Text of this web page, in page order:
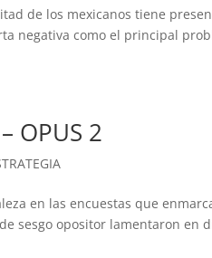
de los mexicanos tiene
negativa como el principal
OPUS 2
en las encuestas que
sesgo opositor lamentaron en